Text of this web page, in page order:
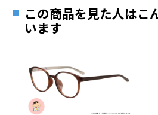
伊原 葵 Aoi Ihara
ーが100万人を超え、ファッション・メ
なく幅広い層から圧倒的な支持を得ている
広告や雑誌への出演、商品プロデュース
お持ちのZoffメガネサイズを
安心1 フレーム１年間品質
きます。
※保証期間内に交換が行われた場合、
延長されません。
ご希望のお客さまは、「レンズ交
最寄りのZoff実店舗にてレンズを
※サングラスやパッケージ品では「
談ください。
＜メガネの度数情報がわからない方へ＞
この商品を見た人はこ
います